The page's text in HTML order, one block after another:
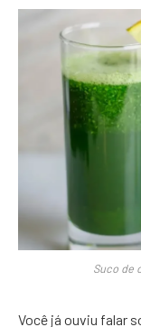
Suco de
Você já ouviu falar